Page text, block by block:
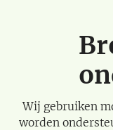
Wij gebruiken
worden